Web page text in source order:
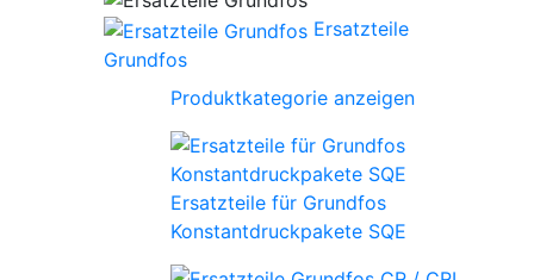
Ersatzteile
Grundfos
Produktkategorie anzeigen
Ersatzteile für Grundfos
Konstantdruckpakete SQE